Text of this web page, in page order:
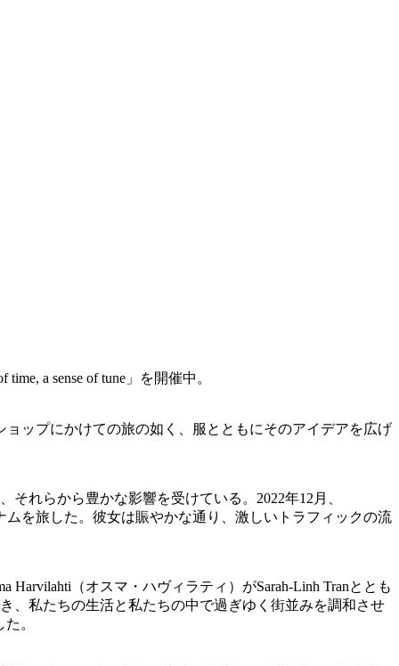
a sense of tune」を開催中。
ップにかけての旅の如く、服とともにそのアイデアを広げ
れらから豊かな影響を受けている。2022年12月、
を旅した。彼女は賑やかな通り、激しいトラフィックの流
（オスマ・ハヴィラティ）がSarah-Linh Tranととも
、私たちの生活と私たちの中で過ぎゆく街並みを調和させ
。